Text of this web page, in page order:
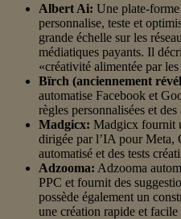
Albert Ai: Une plate-
personnalise, teste et
grande échelle sur les
médiatiques payants. Il
«créativité alimentée par les
Bïrch (anciennement
automatise Facebook et
règles personnalisées et
Madgicx: Madgicx fournit
dirigée par l’IA pour Meta,
automatisé et des tests
Adzooma: Adzooma
PPC et fournit des
possède également un
une création rapide et